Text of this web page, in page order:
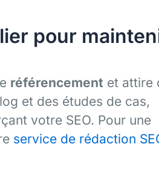
pour
référencement et attire
et des études de cas,
votre SEO. Pour une
service de rédaction